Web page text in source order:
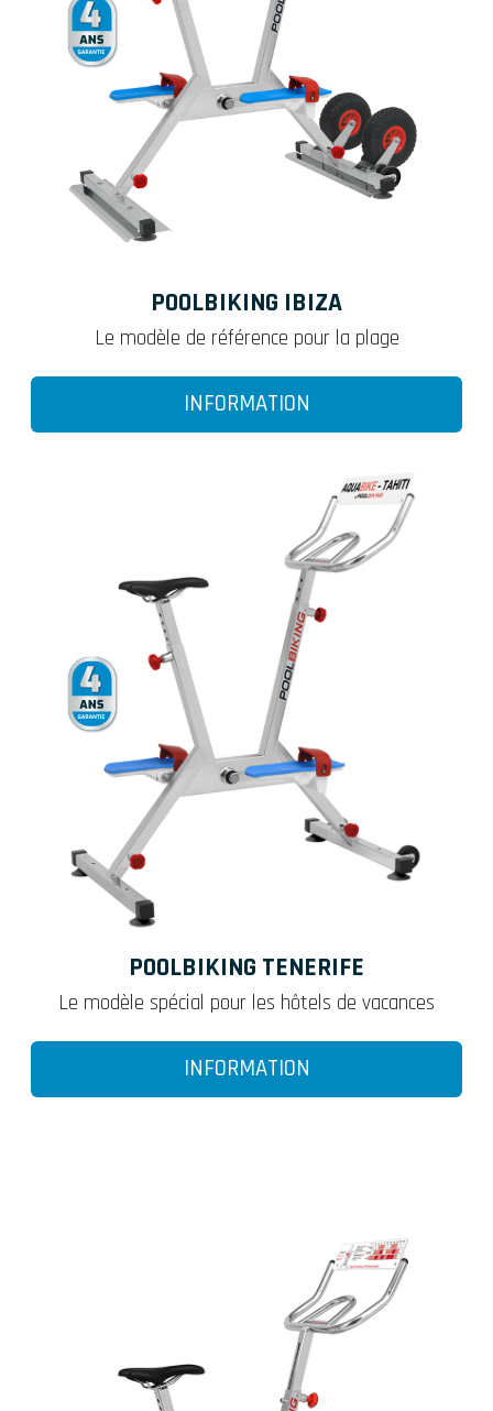
POOLBIKING IBIZA
Le modèle de référence pour la plage
INFORMATION
POOLBIKING TENERIFE
Le modèle spécial pour les hôtels de vacances
INFORMATION